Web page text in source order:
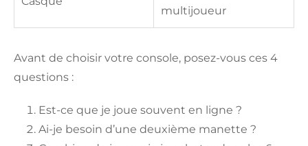
multijoueur
Avant de choisir votre console, posez-vous ces 4
questions :
Est-ce que je joue souvent en ligne ?
Ai-je besoin d’une deuxième manette ?